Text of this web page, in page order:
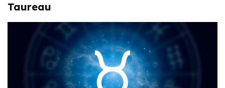
Taureau